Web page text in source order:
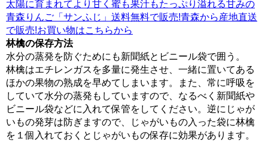
太陽に育まれてより甘く蜜も果汁もたっぷり溢れる甘みの
青森りんご「サンふじ」送料無料で販売!青森から産地直送
で販売!お買い物はこちらから
林檎の保存方法
水分の蒸発を防ぐためにも新聞紙とビニール袋で囲う。
林檎はエチレンガスを多量に発生させ、一緒に置いてある
ほかの果物の熟成を早めてしまいます。また、常に呼吸を
していて水分の蒸発もしていますので、なるべく新聞紙や
ビニール袋などに入れて保管をしてください。逆にじゃが
いもの発芽は防ぎますので、じゃがいもの入った袋に林檎
を１個入れておくとじゃがいもの保存に効果があります。